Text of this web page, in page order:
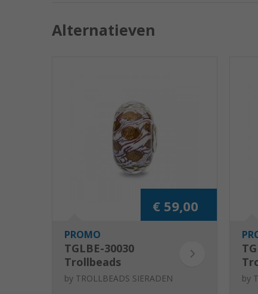
Alternatieven
€ 59,00
PROMO
TGLBE-30030
Trollbeads
Afgelegen eiland
by TROLLBEADS SIERADEN by